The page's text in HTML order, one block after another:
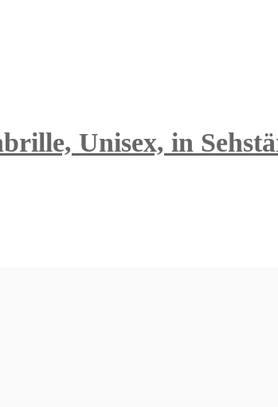
Unisex, in